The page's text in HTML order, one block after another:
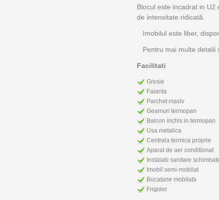
Blocul este incadrat in
de intensitate ridicată.
Imobilul este liber,
Pentru mai multe detalii
Facilitati
Gresie
Faianta
Parchet masiv
Geamuri termopan
Balcon inchis in termopan
Usa metalica
Centrala termica proprie
Aparat de aer conditionat
Instalatii sanitare
Imobil semi-mobilat
Bucatarie mobilata
Frigider